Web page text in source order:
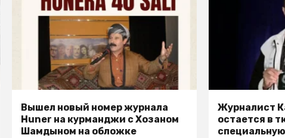
Вышел новый номер журнала
Huner на курманджи с Хозаном
Шамдыном на обложке
Журналист
остается в